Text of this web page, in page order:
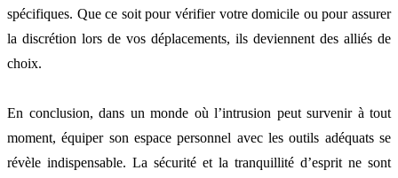
spécifiques. Que ce soit pour vérifier votre domicile ou pour assurer
la discrétion lors de vos déplacements, ils deviennent des alliés de
choix.
En conclusion, dans un monde où l’intrusion peut survenir à tout
moment, équiper son espace personnel avec les outils adéquats se
révèle indispensable. La sécurité et la tranquillité d’esprit ne sont